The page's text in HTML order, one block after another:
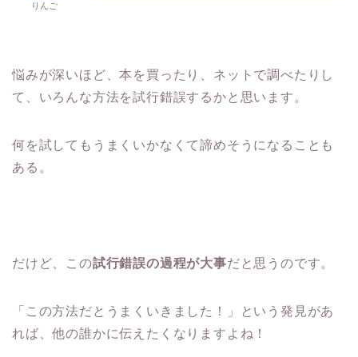
りんご
悩みが深いほど、本を買ったり、ネットで調べたりし
て、いろんな方法を試行錯誤するかと思います。
何を試してもうまくいかなくて諦めそうになることも
ある。
だけど、この試行錯誤の過程が大事だと思うのです。
「この方法だとうまくいきました！」という発見があ
れば、他の誰かに伝えたくなりますよね！